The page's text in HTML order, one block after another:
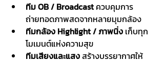
ทีม OB / Broadcast ควบคุมการ
ถ่ายทอดภาพสดจากหลายมุมกล้อง
ทีมกล้อง Highlight / ภาพนิ่ง เก็บทุก
โมเมนต์แห่งความสุข
ทีมเสียงและแสง สร้างบรรยากาศให้